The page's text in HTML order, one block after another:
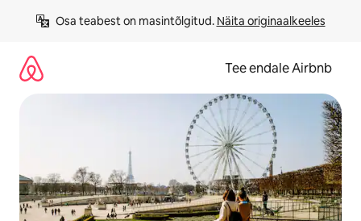
Osa teabest on masintõlgitud. Näita originaalkeeles
Tee endale Airbnb